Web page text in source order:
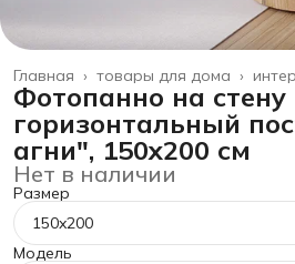
товары для дома ›
Главная ›
Фотопанно на стену
горизонтальный
агни", 150x200 см
Нет в наличии
Размер
150x200
Модель